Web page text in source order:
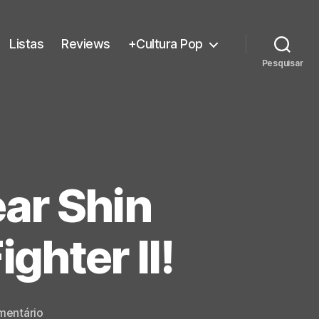
Listas Reviews +Cultura Pop
Pesquisar
Shin
II!
em